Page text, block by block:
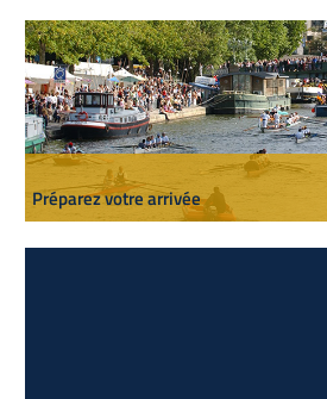
Préparez votre arrivée